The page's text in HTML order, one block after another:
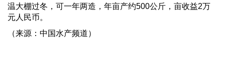
温大棚过冬，可一年两造，年亩产约500公斤，亩收益2万
元人民币。
（来源：中国水产频道）